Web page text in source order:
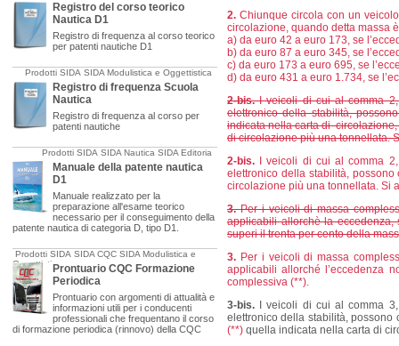
Registro del corso teorico
Nautica D1
Registro di frequenza al corso teorico
per patenti nautiche D1
Prodotti SIDA SIDA Modulistica e Oggettistica
Registro di frequenza Scuola
Nautica
Registro di frequenza al corso per
patenti nautiche
Prodotti SIDA SIDA Nautica SIDA Editoria
Manuale della patente nautica
D1
Manuale realizzato per la
preparazione all'esame teorico
necessario per il conseguimento della
patente nautica di categoria D, tipo D1.
Prodotti SIDA SIDA CQC SIDA Modulistica e
OggettisticaProntuario CQC Formazione
Periodica
Prontuario con argomenti di attualità e
informazioni utili per i conducenti
professionali che frequentano il corso
di formazione periodica (rinnovo) della CQC
2. Chiunque circola con un
circolazione, quando detta massa
a) da euro 42 a euro 173, se
b) da euro 87 a euro 345, se
c) da euro 173 a euro 695, se
d) da euro 431 a euro 1.734, se
2-bis.I veicoli di cui al comma 2,
elettronico della stabilità,
indicata nella carta di
di circolazione più una tonnellata.
2-bis. I veicoli di cui al comma
elettronico della stabilità,
circolazione più una tonnellata. Si
3.Per i veicoli di massa
applicabili allorchè la
superi il trenta per cento della
3. Per i veicoli di massa
applicabili allorché l’eccedenza
complessiva (**).
3-bis. I veicoli di cui al comma
elettronico della stabilità,
(**) quella indicata nella carta di